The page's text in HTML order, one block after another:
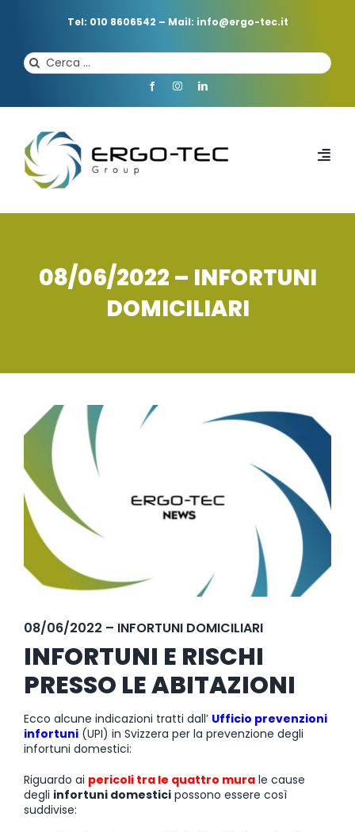
Tel: 010 8606542 – Mail: info@ergo-tec.it
Cerca
per:
HOME
CHI SIAMO
PROFESSIONISTI
SERVIZI
FORMAZIONE
NEWS
EVENTI NOVITÀ
CONTATTI
08/06/2022 – INFORTUNI
DOMICILIARI
Ingrandisci
immagine
08/06/2022 – INFORTUNI DOMICILIARI
INFORTUNI E RISCHI
PRESSO LE ABITAZIONI
Ecco alcune indicazioni tratti dall’ Ufficio prevenzioni
infortuni (UPI) in Svizzera per la prevenzione degli
infortuni domestici:
Riguardo ai pericoli tra le quattro mura le cause
degli infortuni domestici possono essere così
suddivise: